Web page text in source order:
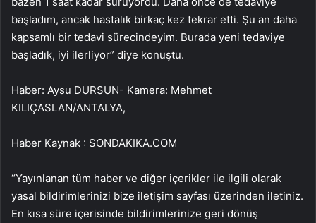
başladım, ancak hastalık birkaç kez tekrar etti. Şu an daha
kapsamlı bir tedavi sürecindeyim. Burada yeni tedaviye
başladık, iyi ilerliyor” diye konuştu.
Haber: Aysu DURSUN- Kamera: Mehmet
KILIÇASLAN/ANTALYA,
Haber Kaynak : SONDAKIKA.COM
“Yayınlanan tüm haber ve diğer içerikler ile ilgili olarak
yasal bildirimlerinizi bize iletişim sayfası üzerinden iletiniz.
En kısa süre içerisinde bildirimlerinize geri dönüş